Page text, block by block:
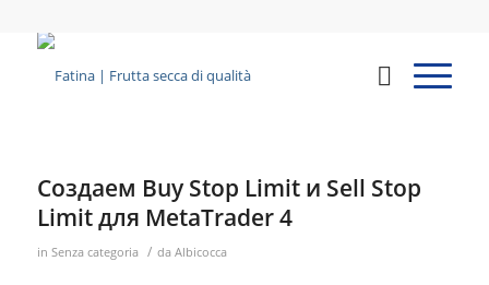
Создаем Buy Stop Limit и Sell Stop
Limit для MetaTrader 4
in Senza categoria / da Albicocca